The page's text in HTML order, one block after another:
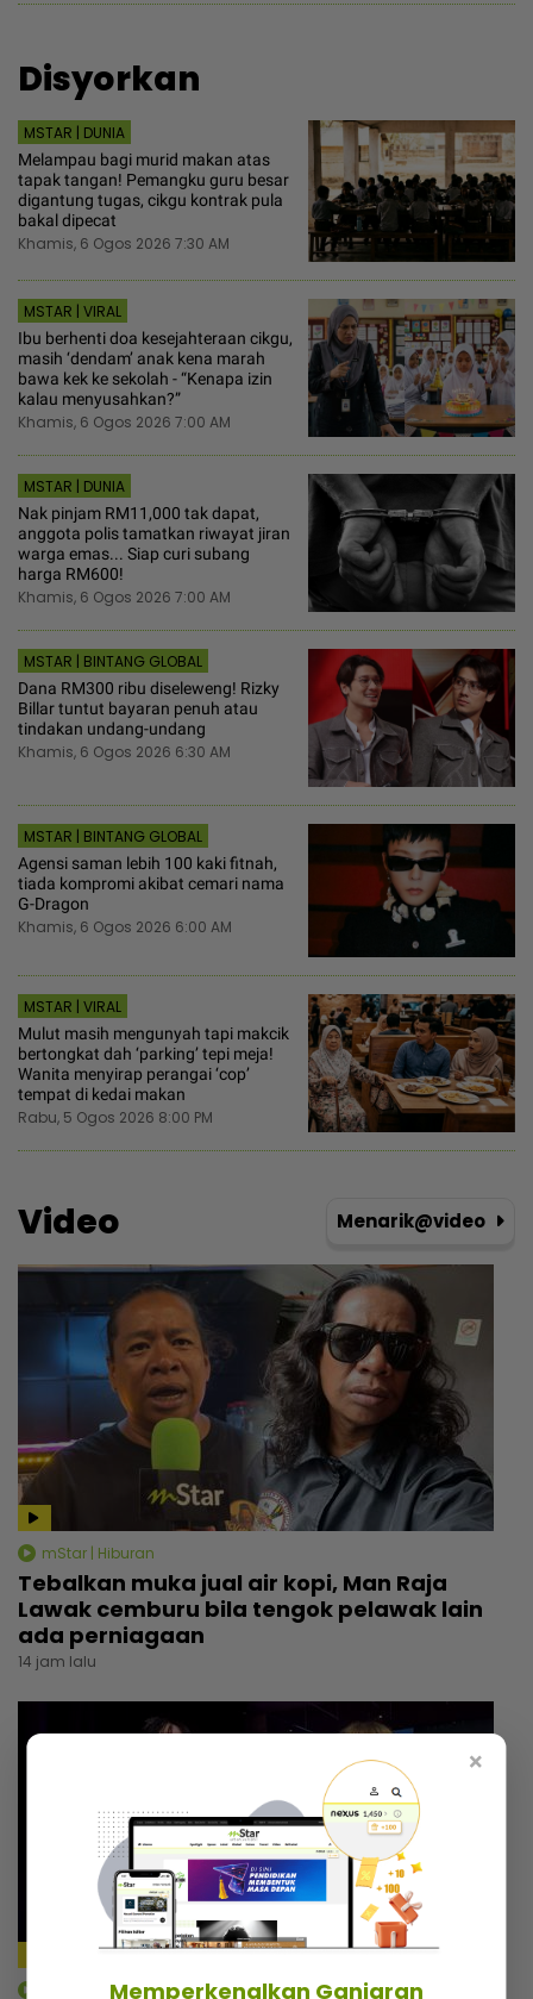
Disyorkan
MSTAR | DUNIA
Melampau bagi murid makan atas
tapak tangan! Pemangku guru besar
digantung tugas, cikgu kontrak pula
bakal dipecat
Khamis, 6 Ogos 2026 7:30 AM
MSTAR | VIRAL
Ibu berhenti doa kesejahteraan cikgu,
masih ‘dendam’ anak kena marah
bawa kek ke sekolah - “Kenapa izin
kalau menyusahkan?”
Khamis, 6 Ogos 2026 7:00 AM
MSTAR | DUNIA
Nak pinjam RM11,000 tak dapat,
anggota polis tamatkan riwayat jiran
warga emas... Siap curi subang
harga RM600!
Khamis, 6 Ogos 2026 7:00 AM
MSTAR | BINTANG GLOBAL
Dana RM300 ribu diseleweng! Rizky
Billar tuntut bayaran penuh atau
tindakan undang-undang
Khamis, 6 Ogos 2026 6:30 AM
MSTAR | BINTANG GLOBAL
Agensi saman lebih 100 kaki fitnah,
tiada kompromi akibat cemari nama
G-Dragon
Khamis, 6 Ogos 2026 6:00 AM
MSTAR | VIRAL
Mulut masih mengunyah tapi makcik
bertongkat dah ‘parking’ tepi meja!
Wanita menyirap perangai ‘cop’
tempat di kedai makan
Rabu, 5 Ogos 2026 8:00 PM
Video Menarik@video
mStar | Hiburan
Tebalkan muka jual air kopi, Man Raja
Lawak cemburu bila tengok pelawak lain
ada perniagaan
14 jam lalu
mStar | Hiburan
×
Memperkenalkan Ganjaran